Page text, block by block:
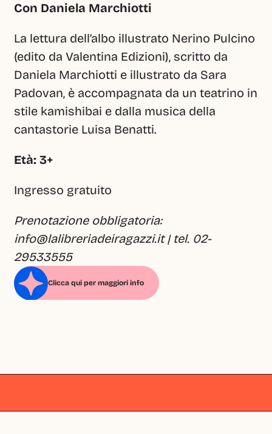
Con Daniela Marchiotti
La lettura dell’albo illustrato Nerino Pulcino
(edito da Valentina Edizioni), scritto da
Daniela Marchiotti e illustrato da Sara
Padovan, è accompagnata da un teatrino in
stile kamishibai e dalla musica della
cantastorie Luisa Benatti.
Età: 3+
Ingresso gratuito
Prenotazione obbligatoria:
info@lalibreriadeiragazzi.it | tel. 02-
29533555
Clicca qui per maggiori info